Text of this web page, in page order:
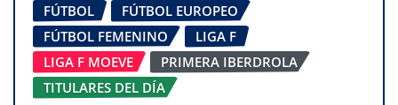
FÚTBOL
FÚTBOL EUROPEO
FÚTBOL FEMENINO
LIGA F
LIGA F MOEVE
PRIMERA IBERDROLA
TITULARES DEL DÍA